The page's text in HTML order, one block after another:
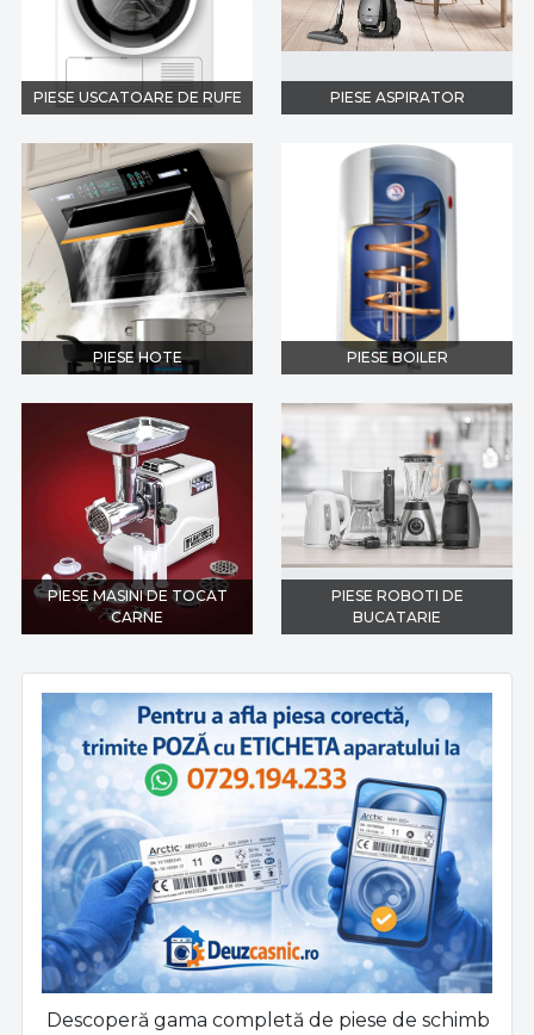
PIESE USCATOARE DE RUFE PIESE ASPIRATOR
PIESE HOTE PIESE BOILER
PIESE MASINI DE TOCAT
CARNE
PIESE ROBOTI DE
BUCATARIE
Descoperă gama completă de piese de schimb